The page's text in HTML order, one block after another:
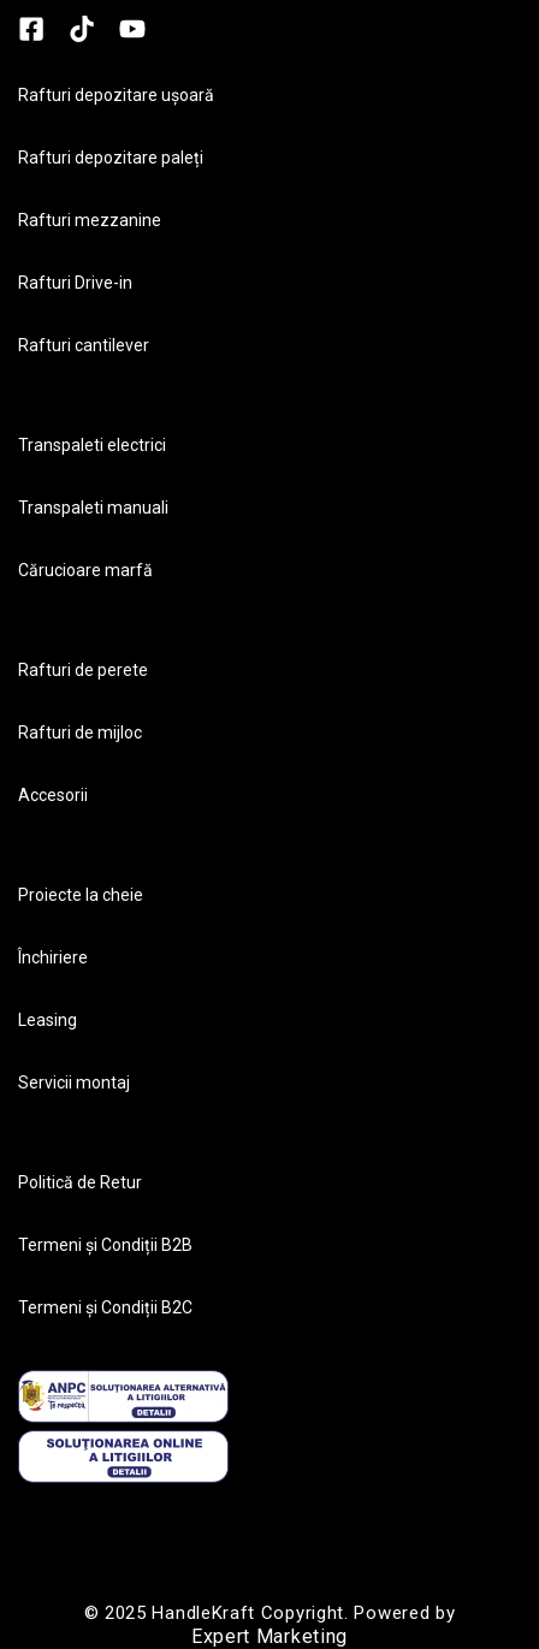
Rafturi depozitare ușoară
Rafturi depozitare paleți
Rafturi mezzanine
Rafturi Drive-in
Rafturi cantilever
Transpaleti electrici
Transpaleti manuali
Cărucioare marfă
Rafturi de perete
Rafturi de mijloc
Accesorii
Proiecte la cheie
Închiriere
Leasing
Servicii montaj
Politică de Retur
Termeni și Condiții B2B
Termeni și Condiții B2C
© 2025 HandleKraft Copyright. Powered by
Expert Marketing